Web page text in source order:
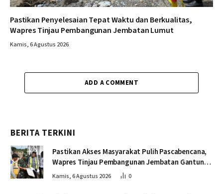
Pastikan Penyelesaian Tepat Waktu dan Berkualitas,
Wapres Tinjau Pembangunan Jembatan Lumut
Kamis, 6 Agustus 2026
ADD A COMMENT
BERITA TERKINI
Pastikan Akses Masyarakat Pulih Pascabencana,
Wapres Tinjau Pembangunan Jembatan Gantung
Kendawi
Kamis, 6 Agustus 2026 0